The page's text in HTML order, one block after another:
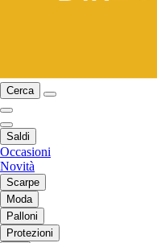
Cerca
Saldi
Occasioni
Novità
Scarpe
Moda
Palloni
Protezioni